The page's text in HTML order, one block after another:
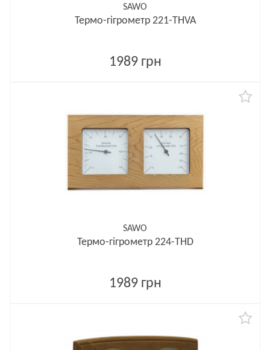
SAWO
Термо-гігрометр 221-THVA
1989 грн
SAWO
Термо-гігрометр 224-THD
1989 грн